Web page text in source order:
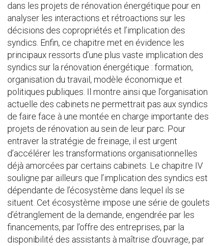
dans les projets de rénovation énergétique pour en
analyser les interactions et rétroactions sur les
décisions des copropriétés et l’implication des
syndics. Enfin, ce chapitre met en évidence les
principaux ressorts d’une plus vaste implication des
syndics sur la rénovation énergétique : formation,
organisation du travail, modèle économique et
politiques publiques. Il montre ainsi que l’organisation
actuelle des cabinets ne permettrait pas aux syndics
de faire face à une montée en charge importante des
projets de rénovation au sein de leur parc. Pour
entraver la stratégie de freinage, il est urgent
d’accélérer les transformations organisationnelles
déjà amorcées par certains cabinets. Le chapitre IV
souligne par ailleurs que l’implication des syndics est
dépendante de l’écosystème dans lequel ils se
situent. Cet écosystème impose une série de goulets
d’étranglement de la demande, engendrée par les
financements, par l’offre des entreprises, par la
disponibilité des assistants à maîtrise d’ouvrage, par